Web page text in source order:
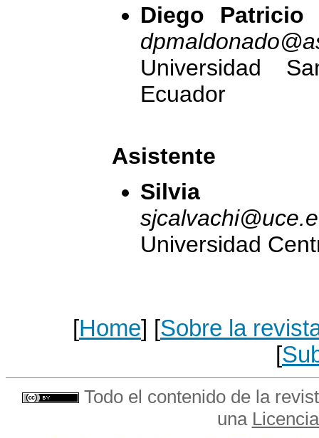
Diego Patricio
Universidad
Ecuador
Asistente
Silvia
Universidad
[Home] [Sobre la
[
Todo el contenido de la
una